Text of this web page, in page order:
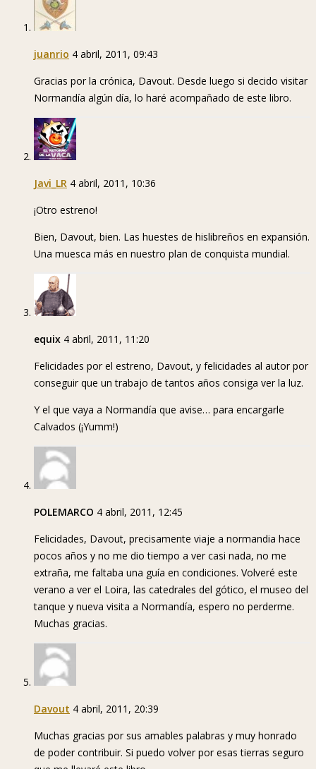
juanrio 4 abril, 2011, 09:43
Gracias por la crónica, Davout. Desde luego si decido visitar
Normandía algún día, lo haré acompañado de este libro.
Javi_LR 4 abril, 2011, 10:36
¡Otro estreno!
Bien, Davout, bien. Las huestes de hislibreños en expansión.
Una muesca más en nuestro plan de conquista mundial.
equix 4 abril, 2011, 11:20
Felicidades por el estreno, Davout, y felicidades al autor por
conseguir que un trabajo de tantos años consiga ver la luz.
Y el que vaya a Normandía que avise… para encargarle
Calvados (¡Yumm!)
POLEMARCO 4 abril, 2011, 12:45
Felicidades, Davout, precisamente viaje a normandia hace
pocos años y no me dio tiempo a ver casi nada, no me
extraña, me faltaba una guía en condiciones. Volveré este
verano a ver el Loira, las catedrales del gótico, el museo del
tanque y nueva visita a Normandía, espero no perderme.
Muchas gracias.
Davout 4 abril, 2011, 20:39
Muchas gracias por sus amables palabras y muy honrado
de poder contribuir. Si puedo volver por esas tierras seguro